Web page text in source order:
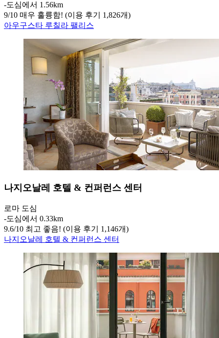
‐도심에서 1.56km
9/10 매우 훌륭함! (이용 후기 1,826개)
아우구스타 루칠라 팰리스
나지오날레 호텔 & 컨퍼런스 센터
로마 도심
‐도심에서 0.33km
9.6/10 최고 좋음! (이용 후기 1,146개)
나지오날레 호텔 & 컨퍼런스 센터